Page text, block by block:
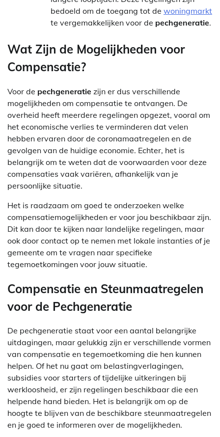
bedoeld om de toegang tot de woningmarkt
te vergemakkelijken voor de pechgeneratie.
Wat Zijn de Mogelijkheden voor
Compensatie?
Voor de pechgeneratie zijn er dus verschillende
mogelijkheden om compensatie te ontvangen. De
overheid heeft meerdere regelingen opgezet, vooral om
het economische verlies te verminderen dat velen
hebben ervaren door de coronamaatregelen en de
gevolgen van de huidige economie. Echter, het is
belangrijk om te weten dat de voorwaarden voor deze
compensaties vaak variëren, afhankelijk van je
persoonlijke situatie.
Het is raadzaam om goed te onderzoeken welke
compensatiemogelijkheden er voor jou beschikbaar zijn.
Dit kan door te kijken naar landelijke regelingen, maar
ook door contact op te nemen met lokale instanties of je
gemeente om te vragen naar specifieke
tegemoetkomingen voor jouw situatie.
Compensatie en Steunmaatregelen
voor de Pechgeneratie
De pechgeneratie staat voor een aantal belangrijke
uitdagingen, maar gelukkig zijn er verschillende vormen
van compensatie en tegemoetkoming die hen kunnen
helpen. Of het nu gaat om belastingverlagingen,
subsidies voor starters of tijdelijke uitkeringen bij
werkloosheid, er zijn regelingen beschikbaar die een
helpende hand bieden. Het is belangrijk om op de
hoogte te blijven van de beschikbare steunmaatregelen
en je goed te informeren over de mogelijkheden.